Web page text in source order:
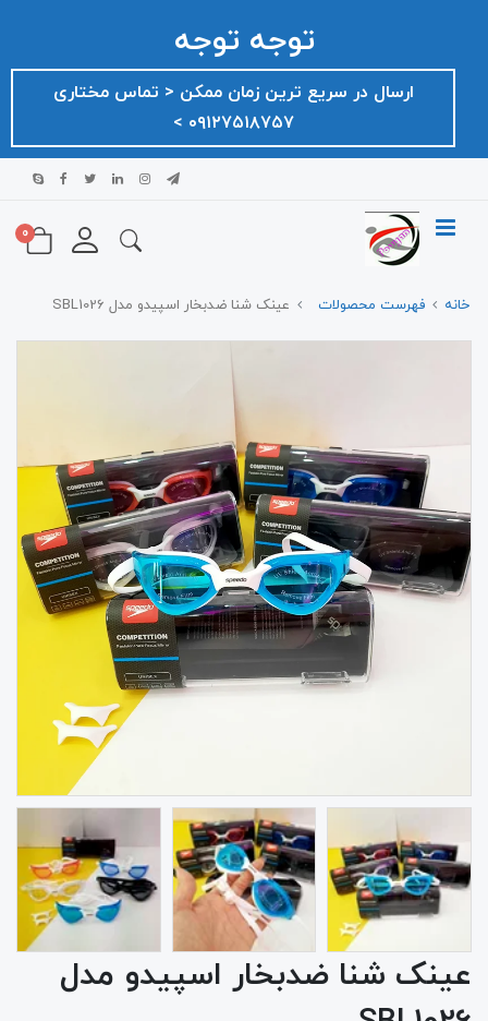
توجه توجه
ارسال در سریع ترین زمان ممکن ‌< تماس مختاری
۰۹۱۲۷۵۱۸۷۵۷ >
0
خانه فهرست محصولات عینک شنا ضدبخار اسپیدو مدل SBL1026
عینک شنا ضدبخار اسپیدو مدل